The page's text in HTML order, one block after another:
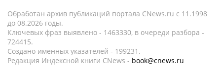
Обработан архив публикаций портала CNews.ru c 11.1998
до 08.2026 годы.
Ключевых фраз выявлено - 1463330, в очереди разбора -
724415.
Создано именных указателей - 199231.
Редакция Индексной книги CNews - book@cnews.ru